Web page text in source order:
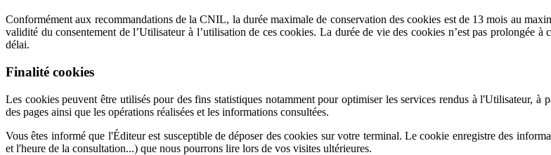
Conformément aux recommandations de la CNIL, la durée maximale de conservation des cookies est de 13 mois au
validité du consentement de l’Utilisateur à l’utilisation de ces cookies. La durée de vie des cookies n’est pas prolongée
délai.
Finalité cookies
Les cookies peuvent être utilisés pour des fins statistiques notamment pour optimiser les services rendus à l'Utilisateur,
des pages ainsi que les opérations réalisées et les informations consultées.
Vous êtes informé que l'Éditeur est susceptible de déposer des cookies sur votre terminal. Le cookie enregistre des
et l'heure de la consultation...) que nous pourrons lire lors de vos visites ultérieures.